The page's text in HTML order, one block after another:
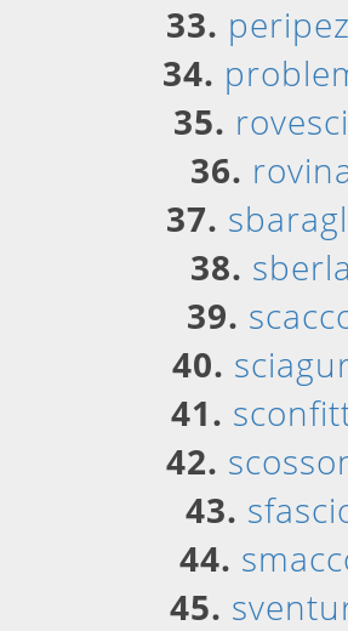
33.
34.
35.
36.
37.
38. sberla
39.
40.
41.
42.
43.
44.
45.